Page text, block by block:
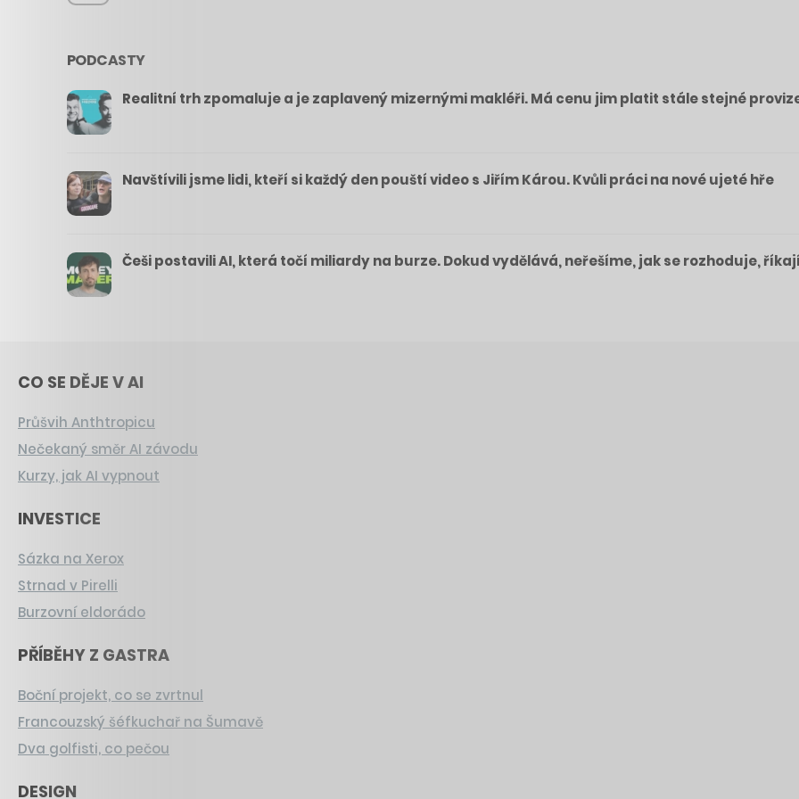
PODCASTY
Realitní trh zpomaluje a je zaplavený mizernými makléři. Má cenu jim platit stále stejné
Navštívili jsme lidi, kteří si každý den pouští video s Jiřím Károu. Kvůli práci na nové ujeté hře
Češi postavili AI, která točí miliardy na burze. Dokud vydělává, neřešíme, jak se rozhoduje,
CO SE DĚJE V AI
Průšvih Anthtropicu
Nečekaný směr AI závodu
Kurzy, jak AI vypnout
INVESTICE
Sázka na Xerox
Strnad v Pirelli
Burzovní eldorádo
PŘÍBĚHY Z GASTRA
Boční projekt, co se zvrtnul
Francouzský šéfkuchař na Šumavě
Dva golfisti, co pečou
DESIGN